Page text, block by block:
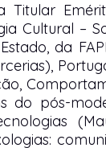
Titular
Cultural –
da
do pós-